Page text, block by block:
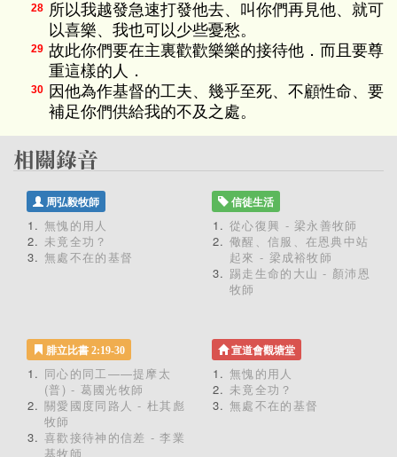
28 所以我越發急速打發他去、叫你們再見他、就可
以喜樂、我也可以少些憂愁。
29 故此你們要在主裏歡歡樂樂的接待他．而且要尊
重這樣的人．
30
因他為作基督的工夫、幾乎至死、不顧性命、要
補足你們供給我的不及之處。
周弘毅牧師
無愧的用人
未竟全功？
無處不在的基督
信徒生活
從心復興 - 梁永善牧師
儆醒、信服、在恩典中站
起來 - 梁成裕牧師
踢走生命的大山 - 顏沛恩
牧師
腓立比書 2:19-30
同心的同工——提摩太
(普) - 葛國光牧師
關愛國度同路人 - 杜其彪
牧師
喜歡接待神的信差 - 李業
基牧師
宣道會觀塘堂
無愧的用人
未竟全功？
無處不在的基督